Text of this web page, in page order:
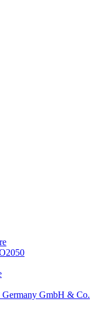
GmbH & Co.